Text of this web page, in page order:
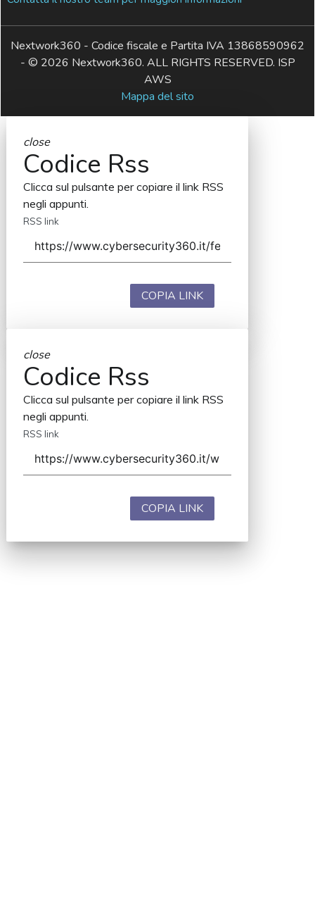
Nextwork360 - Codice fiscale e Partita IVA 13868590962
- © 2026 Nextwork360. ALL RIGHTS RESERVED. ISP
AWS
Mappa del sito
close
Codice Rss
Clicca sul pulsante per copiare il link RSS
negli appunti.
RSS link
COPIA LINK
close
Codice Rss
Clicca sul pulsante per copiare il link RSS
negli appunti.
RSS link
COPIA LINK